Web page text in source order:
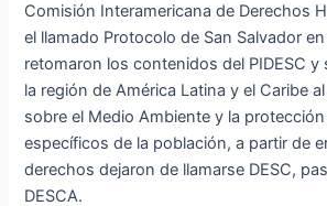
Comisión Interamericana de Derechos
el llamado Protocolo de San Salvador
retomaron los contenidos del PIDESC y
la región de América Latina y el Caribe
sobre el Medio Ambiente y la
específicos de la población, a partir de
derechos dejaron de llamarse DESC,
DESCA.